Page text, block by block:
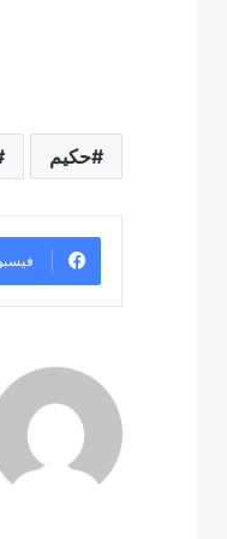
حكيم